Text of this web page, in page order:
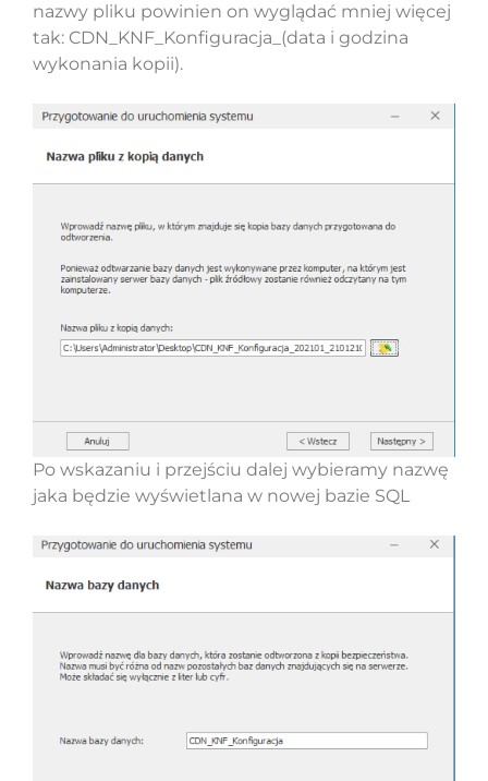
nazwy pliku powinien on wyglądać mniej więcej
tak: CDN_KNF_Konfiguracja_(data i godzina
wykonania kopii).
Po wskazaniu i przejściu dalej wybieramy nazwę
jaka będzie wyświetlana w nowej bazie SQL